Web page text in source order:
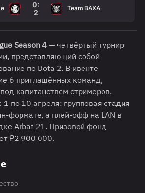
0:
2
Team BAXA
Season 4 —четвёртый турнир
представляющий собой
по Dota 2. В ивенте
6 приглашённых команд,
капитанством стримеров.
1 по 10 апреля: групповая стадия
формате, а плей-офф на LAN в
Arbat 21. Призовой фонд
₽2 900 000.